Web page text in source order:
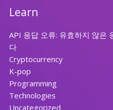
Learn
API 응답 오류: 유효하지 않은
다
Cryptocurrency
K-pop
Programming
Technologies
Uncategorized